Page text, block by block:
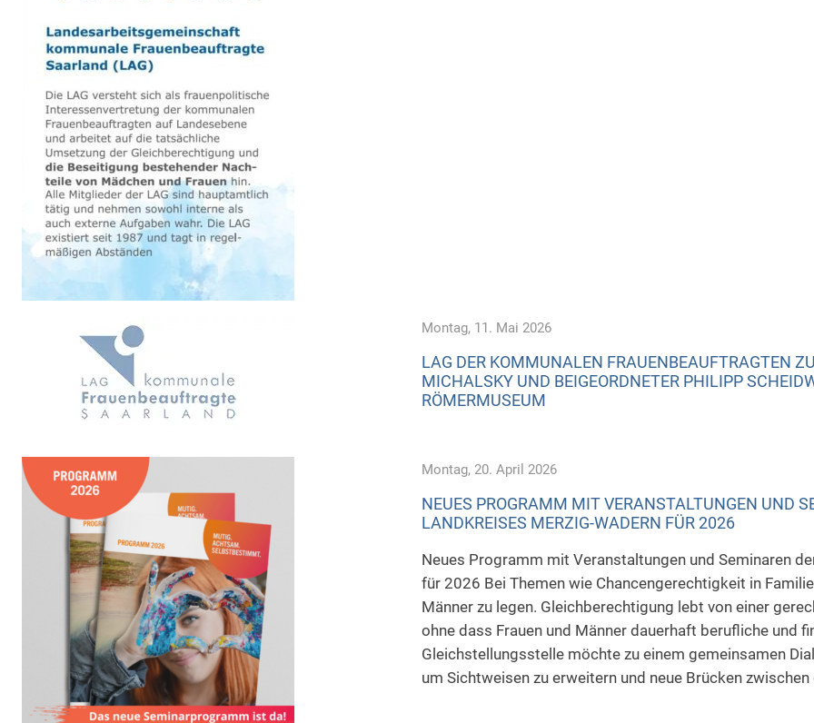
Montag, 11. Mai 2026
LAG DER KOMMUNALEN FRAUENBEAUFTRAGTEN
MICHALSKY UND BEIGEORDNETER PHILIPP
ÖMERMUSEUM
Montag, 20. April 2026
NEUES PROGRAMM MIT VERANSTALTUNGEN UND
LANDKREISES MERZIG-WADERN FÜR 2026
Neues Programm mit Veranstaltungen und Seminaren
für 2026 Bei Themen wie Chancengerechtigkeit in
Männer zu legen. Gleichberechtigung lebt von einer
ohne dass Frauen und Männer dauerhaft berufliche und
Gleichstellungsstelle möchte zu einem gemeinsamen
um Sichtweisen zu erweitern und neue Brücken